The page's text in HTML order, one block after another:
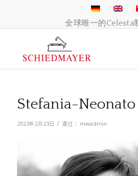
全球唯一的Celesta
Stefania-Neonato
2023年2月23日 / 通过： mwadmin